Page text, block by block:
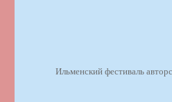
Ильменский фестиваль